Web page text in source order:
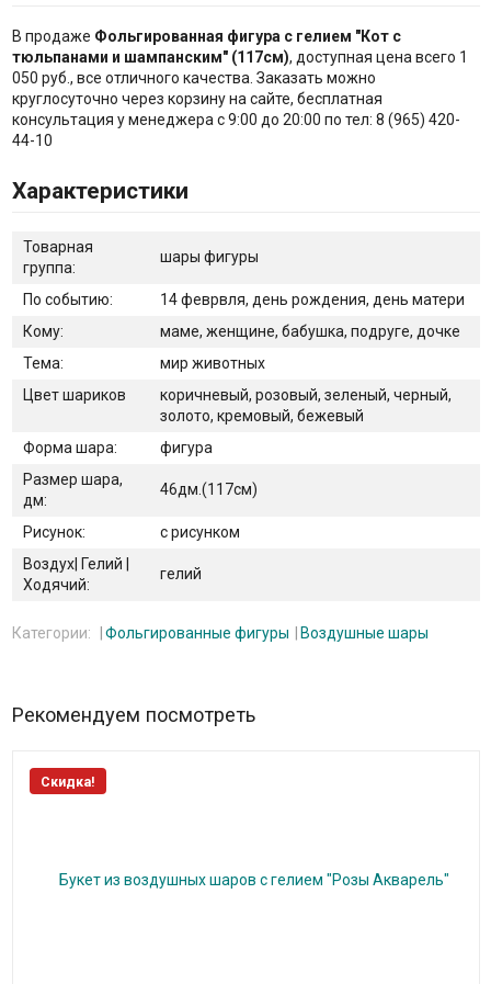
В продаже Фольгированная фигура с гелием "Кот с
тюльпанами и шампанским" (117см), доступная цена всего 1
050 руб., все отличного качества. Заказать можно
круглосуточно через корзину на сайте, бесплатная
консультация у менеджера с 9:00 до 20:00 по тел: 8 (965) 420-
44-10
Характеристики
Товарная
группа:
шары фигуры
По событию:
14 феврвля, день рождения, день матери
Кому:
маме, женщине, бабушка, подруге, дочке
Тема:
мир животных
Цвет шариков
коричневый, розовый, зеленый, черный,
золото, кремовый, бежевый
Форма шара:
фигура
Размер шара,
дм:
46дм.(117см)
Рисунок:
с рисунком
Воздух| Гелий |
Ходячий:
гелий
Категории: Фольгированные фигуры Воздушные шары
Рекомендуем посмотреть
Скидка!